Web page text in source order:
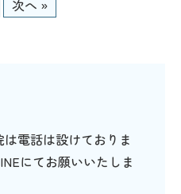
次へ »
は電話は設けておりま
にてお願いいたしま